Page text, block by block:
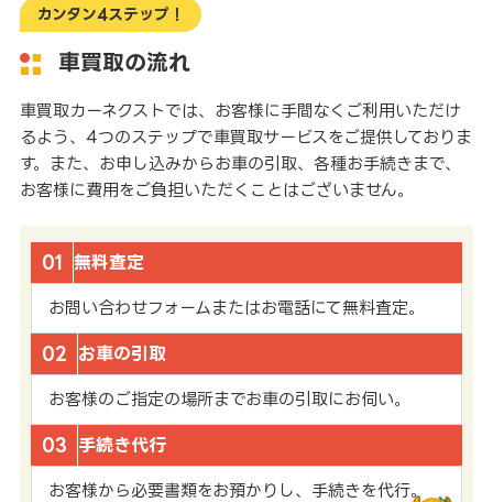
カンタン4ステップ！
車買取の流れ
車買取カーネクストでは、お客様に手間なくご利用いただけ
るよう、4つのステップで車買取サービスをご提供しておりま
す。また、お申し込みからお車の引取、各種お手続きまで、
お客様に費用をご負担いただくことはございません。
01 無料査定
お問い合わせフォームまたはお電話にて無料査定。
02 お車の引取
お客様のご指定の場所までお車の引取にお伺い。
03 手続き代行
お客様から必要書類をお預かりし、手続きを代行。